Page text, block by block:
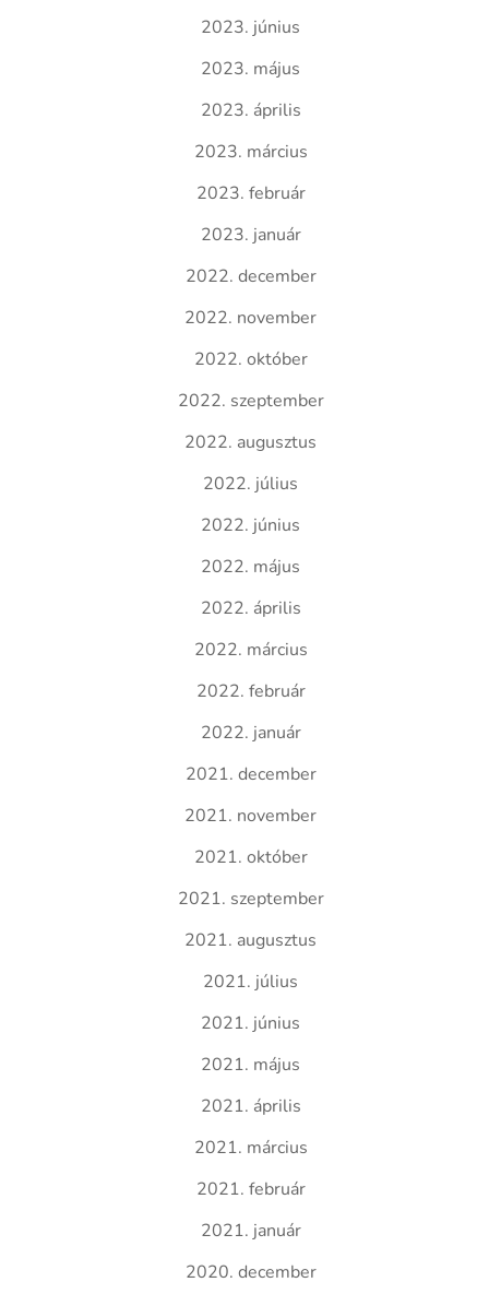
2023. június
2023. május
2023. április
2023. március
2023. február
2023. január
2022. december
2022. november
2022. október
2022. szeptember
2022. augusztus
2022. július
2022. június
2022. május
2022. április
2022. március
2022. február
2022. január
2021. december
2021. november
2021. október
2021. szeptember
2021. augusztus
2021. július
2021. június
2021. május
2021. április
2021. március
2021. február
2021. január
2020. december